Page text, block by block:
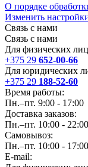
О порядке
Изменить
Связь с нами
Связь с нами
Для физических
+375 29 652-00-66
Для юридических
+375 29 188-52-60
Время работы:
Пн.–пт. 9:00 - 17:00
Доставка заказов:
Пн.–пт. 10:00 - 22:00
Самовывоз:
Пн.–пт. 10:00 - 17:00
E-mail: